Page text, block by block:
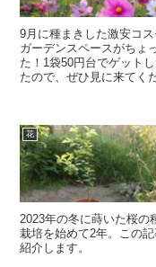
9月に種まきした激安コ
ガーデンスペースがちょ
た！1袋50円台でゲット
たので、ぜひ見に来て
花
2023年の冬に蒔いた桜の
栽培を始めて2年。この
紹介します。